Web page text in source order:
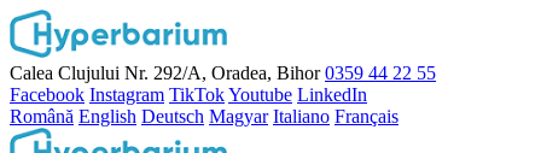
Calea Clujului Nr. 292/A, Oradea, Bihor 0359 44 22 55
Facebook Instagram TikTokYoutube LinkedIn
Română English Deutsch Magyar Italiano Français